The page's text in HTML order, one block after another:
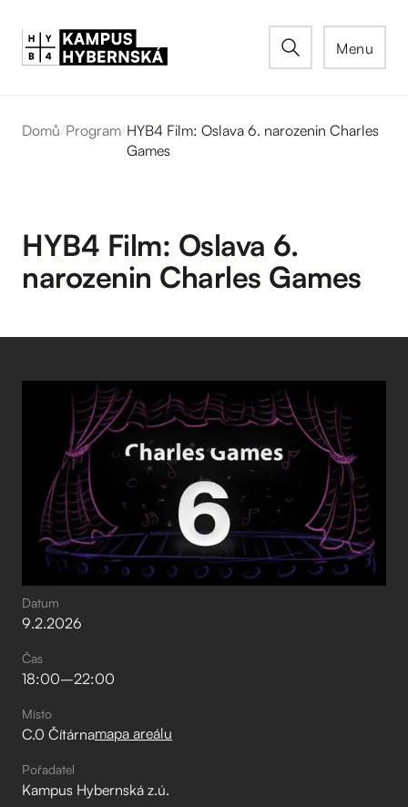
Menu
Domů/Program/HYB4 Film: Oslava 6. narozenin Charles
Games
HYB4 Film: Oslava 6.
narozenin Charles Games
Datum
9.2.2026
Čas
18:00–⁠22:00
Místo
C.0 Čítárnamapa areálu
Pořadatel
Kampus Hybernská z.ú.